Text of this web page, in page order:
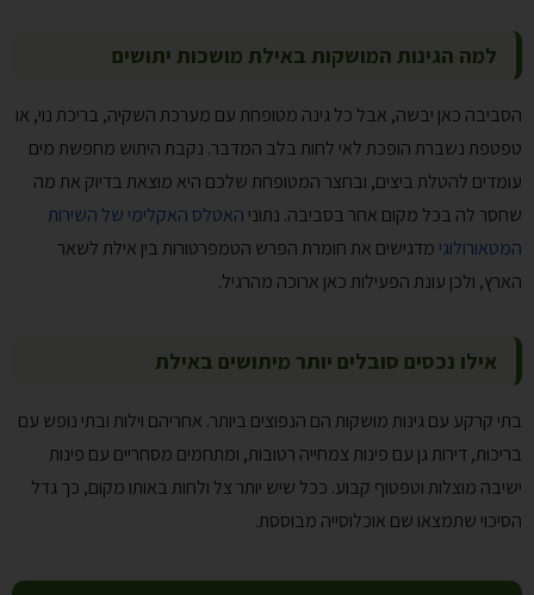
למה הגינות המושקות באילת מושכות יתושים
הסביבה כאן יבשה, אבל כל גינה מטופחת עם מערכת השקיה, בריכת נוי, או
טפטפת נשברת הופכת לאי לחות בלב המדבר. נקבת היתוש מחפשת מים
עומדים להטלת ביצים, ובחצר המטופחת שלכם היא מוצאת בדיוק את מה
שחסר לה בכל מקום אחר בסביבה. נתוני האטלס האקלימי של השירות
המטאורולוגי מדגישים את חומרת הפרש הטמפרטורות בין אילת לשאר
הארץ, ולכן עונת הפעילות כאן ארוכה מהרגיל.
אילו נכסים סובלים יותר מיתושים באילת
בתי קרקע עם גינות מושקות הם הנפוצים ביותר. אחריהם וילות ובתי נופש עם
בריכות, דירות גן עם פינות צמחייה רטובות, ומתחמים מסחריים עם פינות
ישיבה מוצלות וטפטוף קבוע. ככל שיש יותר צל ולחות באותו מקום, כך גדל
הסיכוי שתמצאו שם אוכלוסייה מבוססת.